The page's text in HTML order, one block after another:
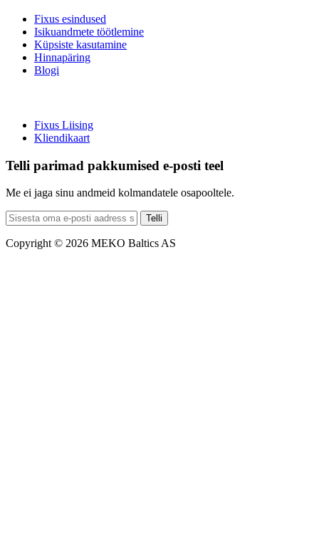
Fixus esindused
Isikuandmete töötlemine
Küpsiste kasutamine
Hinnapäring
Blogi
Fixus Liising
Kliendikaart
Telli parimad pakkumised e-posti teel
Me ei jaga sinu andmeid kolmandatele osapooltele.
Telli
Copyright © 2026 MEKO Baltics AS